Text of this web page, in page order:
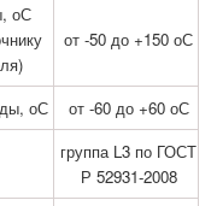
оС
от -50 до +150 оС
оС от -60 до +60 оС
группа L3 по ГОСТ
Р 52931-2008